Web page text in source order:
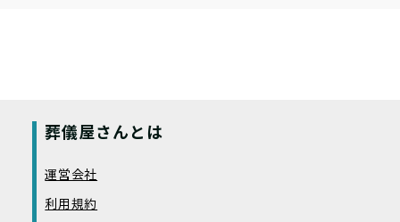
葬儀屋さんとは
運営会社
利用規約